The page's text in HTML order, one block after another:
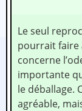
Le seul
pourrait faire
concerne
importante
le déballage.
agréable,